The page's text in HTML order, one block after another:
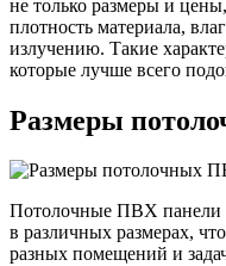
не только размеры и
плотность материала,
излучению. Такие
которые лучше всего
Размеры
Потолочные ПВХ панели
в различных размерах,
разных помещений и